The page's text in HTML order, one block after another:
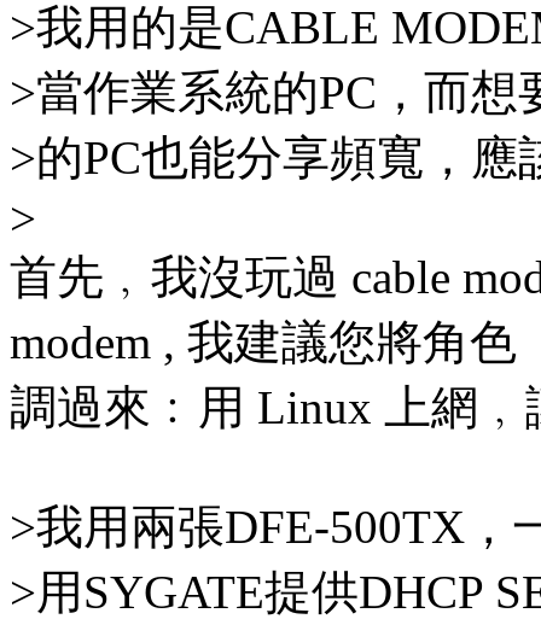
>我用的是CABLE
>當作業系統的PC，而
>的PC也能分享頻寬，應
>
首先﹐我沒玩過 cable
modem , 我建議您將角色
調過來﹕用 Linux 上網
>我用兩張DFE-500TX，
>用SYGATE提供DHCP